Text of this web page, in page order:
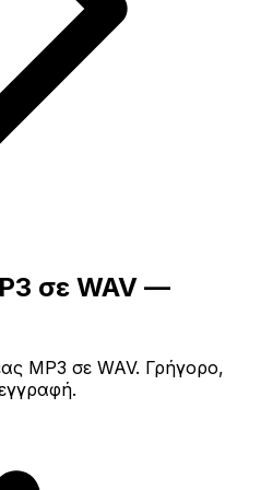
σε WAV —
MP3 σε WAV. Γρήγορο,